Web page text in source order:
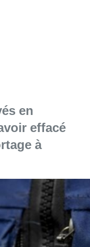
en
effacé
à